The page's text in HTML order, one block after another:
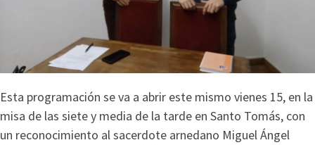
Esta programación se va a abrir este mismo vienes 15, en la
misa de las siete y media de la tarde en Santo Tomás, con
un reconocimiento al sacerdote arnedano Miguel Ángel